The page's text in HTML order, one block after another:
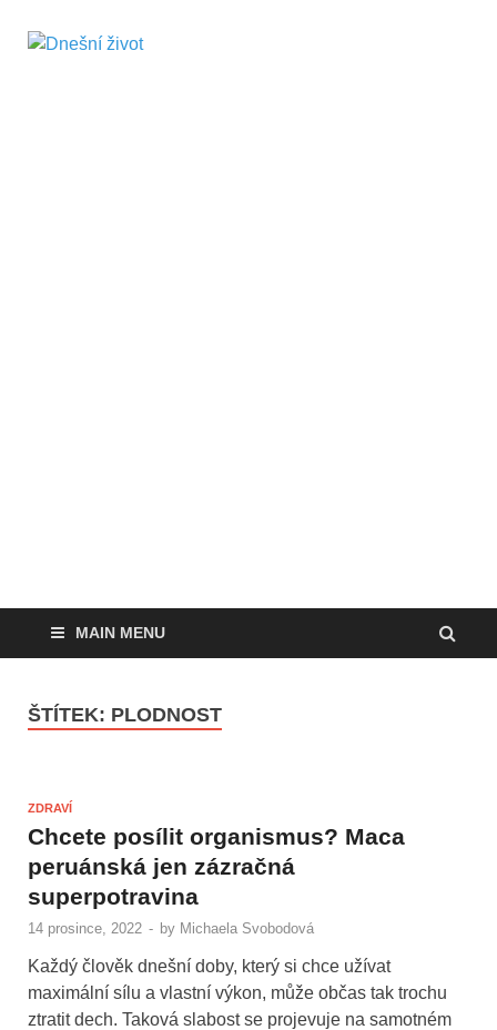
MAIN MENU
ŠTÍTEK: PLODNOST
ZDRAVÍ
Chcete posílit organismus? Maca
peruánská jen zázračná
superpotravina
14 prosince, 2022 - by Michaela Svobodová
Každý člověk dnešní doby, který si chce užívat
maximální sílu a vlastní výkon, může občas tak trochu
ztratit dech. Taková slabost se projevuje na samotném